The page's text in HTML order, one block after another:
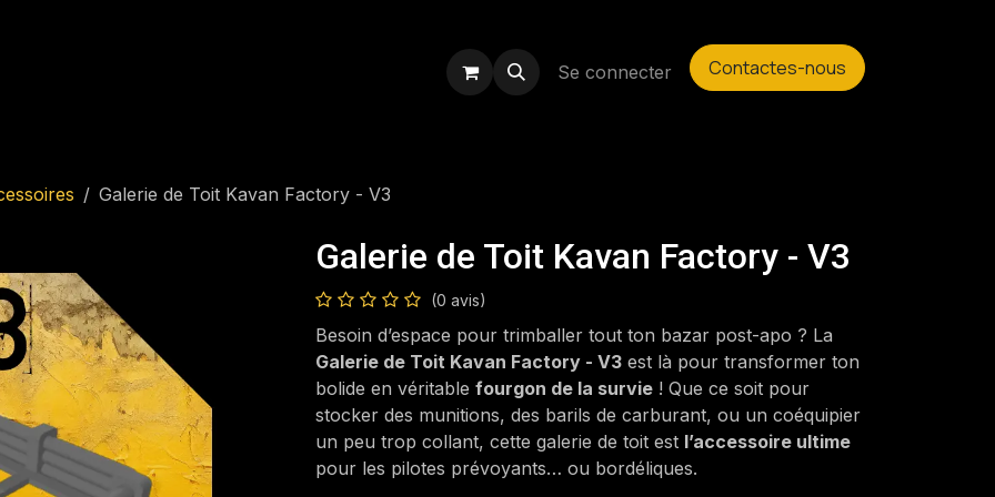
Se connecter Contactes-nous
Galerie de Toit Kavan Factory - V3
Galerie de Toit Kavan Factory - V3
(0 avis)
Besoin d’espace pour trimballer tout ton bazar post-apo ? La
Galerie de Toit Kavan Factory - V3 est là pour transformer ton
bolide en véritable fourgon de la survie ! Que ce soit pour
stocker des munitions, des barils de carburant, ou un coéquipier
un peu trop collant, cette galerie de toit est l’accessoire ultime
pour les pilotes prévoyants… ou bordéliques.